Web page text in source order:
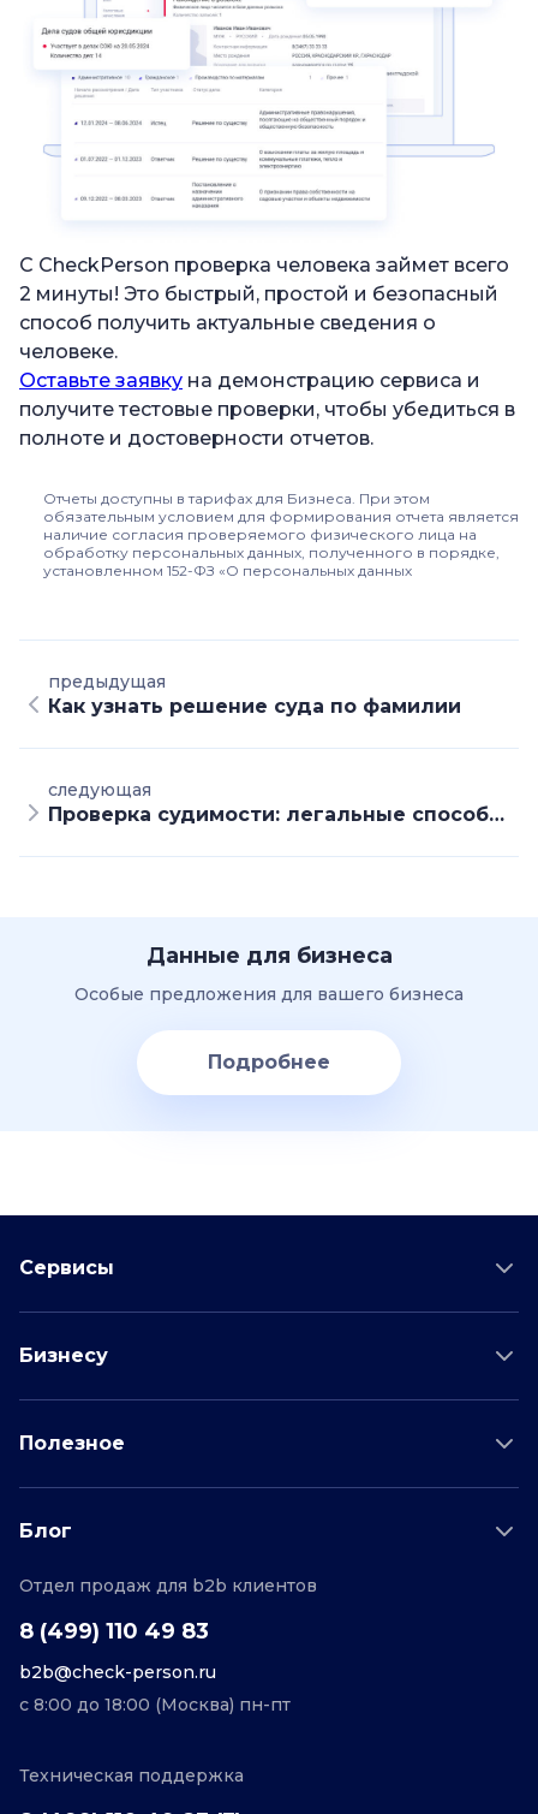
С CheckPerson проверка человека займет всего
2 минуты! Это быстрый, простой и безопасный
способ получить актуальные сведения о
человеке.
Оставьте заявку на демонстрацию сервиса и
получите тестовые проверки, чтобы убедиться в
полноте и достоверности отчетов.
Отчеты доступны в тарифах для Бизнеса. При этом
обязательным условием для формирования отчета является
наличие согласия проверяемого физического лица на
обработку персональных данных, полученного в порядке,
установленном 152-ФЗ «О персональных данных
предыдущая
Как узнать решение суда по фамилии
следующая
Проверка судимости: легальные способы проверки человека на судимость
Данные для бизнеса
Особые предложения для вашего бизнеса
Подробнее
Сервисы
Проверка водителя
Бизнесу
Проверка по отраслям
Полезное
О проекте
Персональные данные
Блог
Редакционная политика
Отдел продаж для b2b клиентов
8 (499) 110 49 83
b2b@check-person.ru
с 8:00 до 18:00 (Москва) пн-пт
Техническая поддержка